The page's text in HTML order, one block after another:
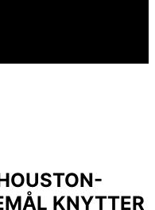
KNYTTER